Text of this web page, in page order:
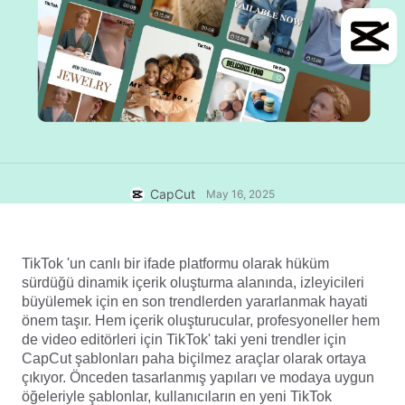
Metin ve Ses
Otomatik alt yazılar
Yazı şablonları
Konuşma tanıma
Metin okuma
Sesi iyileştir
Gürültü azaltma
Resim
Pazarlama
Yaşam Tarzı ve Vlog'lar
Özel tasarım
Kaynaklar
Pazar Trendleri
En Popüler Seçimler
Şablon trendler ve ipuçları
Daha fazla
Sektör şablonları
Özet şablonları
Güven Merkezi
Yardım Merkezi
CapCut'ı aç
CapCut May 16, 2025
TikTok 'un canlı bir ifade platformu olarak hüküm
sürdüğü dinamik içerik oluşturma alanında, izleyicileri
büyülemek için en son trendlerden yararlanmak hayati
önem taşır. Hem içerik oluşturucular, profesyoneller hem
de video editörleri için TikTok' taki yeni trendler için
CapCut şablonları paha biçilmez araçlar olarak ortaya
çıkıyor. Önceden tasarlanmış yapıları ve modaya uygun
öğeleriyle şablonlar, kullanıcıların en yeni TikTok